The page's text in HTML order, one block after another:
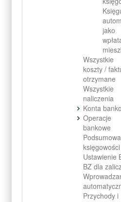
jako
Wszystkie
koszty /
otrzymane
Wszystkie
naliczenia
Konta
Operacje
bankowe
księgowości
Ustawienie
BZ dla
Przychody i